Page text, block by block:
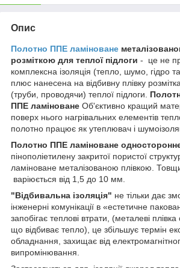
Опис
Полотно ППЕ ламіноване
розміткою для теплої підлоги - це не
комплексна ізоляція (тепло, шумо, гідро
плюс нанесена на відбивну плівку
(труби, проводячи) теплої підлоги.
ППЕ ламіноване Об'єктивно кращий
поверх нього нагрівальних елементів
полотно працює як утеплювач і
Полотно ППЕ ламіноване
пінополіетилену закритої пористої
ламіноване металізованою плівкою.
варіюється від 1,5 до 10 мм.
"Відбивальна ізоляція" не тільки дає
інженерні комунікації в «естетичне
запобігає теплові втрати, (металеві
що відбиває тепло), це збільшує термін
обладнання, захищає від
випромінювання.